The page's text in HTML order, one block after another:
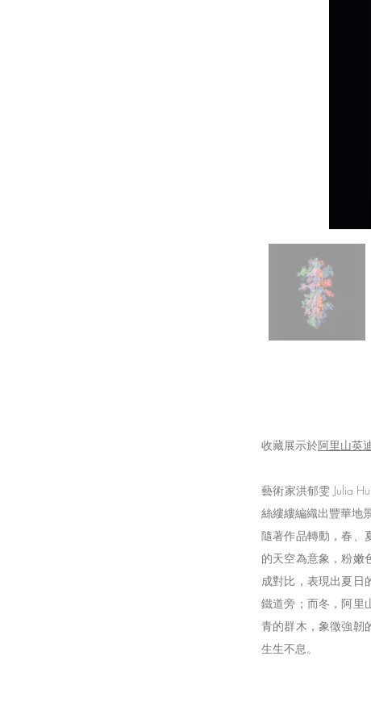
收藏展示於阿里山英
藝術家洪郁雯 Julia
絲縷縷編織出豐華地
隨著作品轉動，春、
的天空為意象，粉嫩
成對比，表現出夏日
鐵道旁；而冬，阿里
青的群木，象徵強韌
生生不息。